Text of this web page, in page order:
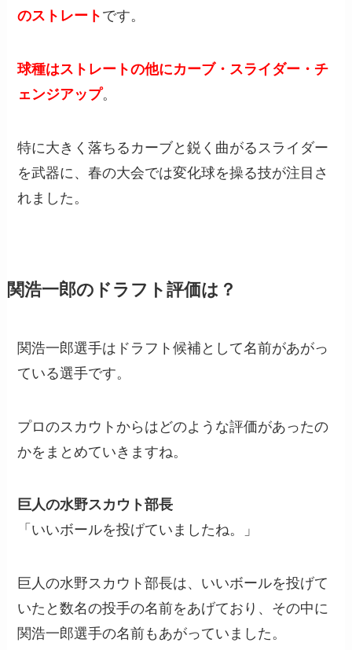
のストレート です。
球種はストレートの他にカーブ・スライダー・チ
ェンジアップ。
特に大きく落ちるカーブと鋭く曲がるスライダー
を武器に、春の大会では変化球を操る技が注目さ
れました。
関浩一郎のドラフト評価は？
関浩一郎選手はドラフト候補として名前があがっ
ている選手です。
プロのスカウトからはどのような評価があったの
かをまとめていきますね。
巨人の水野スカウト部長
「いいボールを投げていましたね。」
巨人の水野スカウト部長は、いいボールを投げて
いたと数名の投手の名前をあげており、その中に
関浩一郎選手の名前もあがっていました。